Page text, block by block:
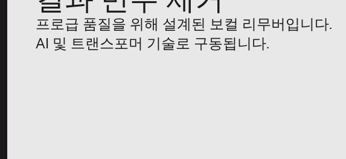
프로급 품질을 위해 설계된 보컬 리무버입니다.
AI 및 트랜스포머 기술로 구동됩니다.